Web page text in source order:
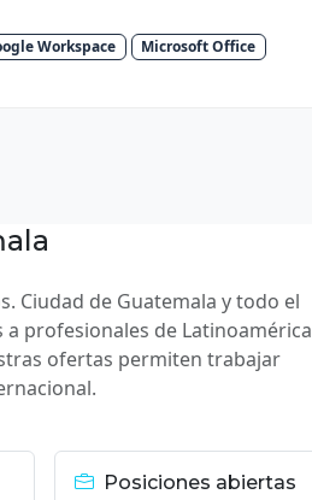
Workspace Microsoft Office
Ciudad de Guatemala y todo el
profesionales de Latinoamérica
ofertas permiten trabajar
Posiciones abiertas